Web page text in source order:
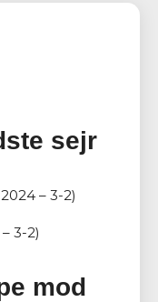
sejr
– 3-2)
3-2)
mod